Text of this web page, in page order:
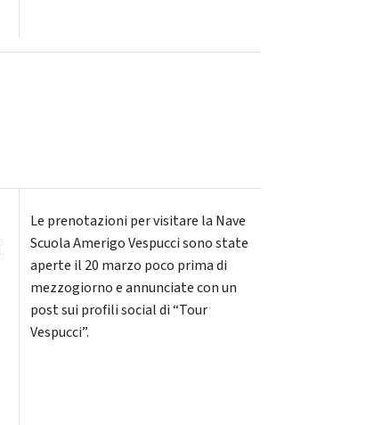
Le prenotazioni per visitare la Nave
Scuola Amerigo Vespucci sono state
aperte il 20 marzo poco prima di
mezzogiorno e annunciate con un
post sui profili social di “Tour
Vespucci”.